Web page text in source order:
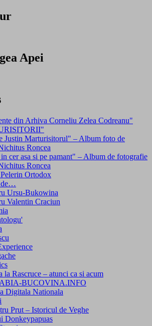
Apei
din Arhiva Corneliu Zelea Codreanu"
Justin Marturisitorul" – Album foto de
Roncea
cer asa si pe pamant" – Album de fotografie
Roncea
Ortodox
de…
Ursu-Bukowina
Valentin Craciun
la Rascruce – atunci ca si acum
BUCOVINA.INFO
Digitala Nationala
Prut – Istoricul de Veghe
Donkeypapuas